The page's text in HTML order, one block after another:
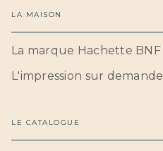
LA MAISON
La marque Hachette BNF
L'impression sur demande
LE CATALOGUE